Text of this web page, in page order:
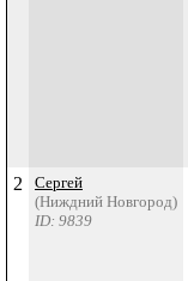
2
Сергей
(Ниждний Новгород)
ID: 9839